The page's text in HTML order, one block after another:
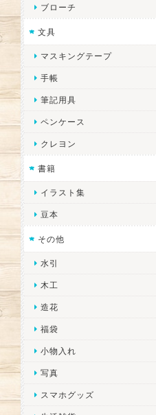
ブローチ
文具
マスキングテープ
手帳
筆記用具
ペンケース
クレヨン
書籍
イラスト集
豆本
その他
水引
木工
造花
福袋
小物入れ
写真
スマホグッズ